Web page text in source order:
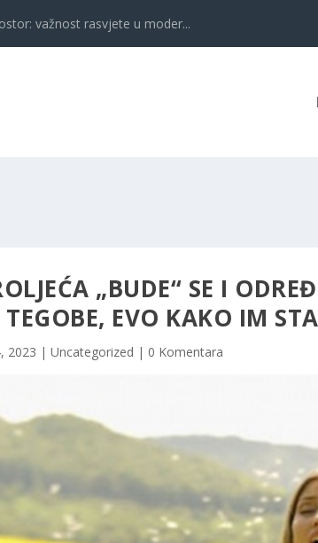
važnost rasvjete u moder...
„BUDE“ SE I
EVO KAKO IM
2023 | Uncategorized | 0 Komentara